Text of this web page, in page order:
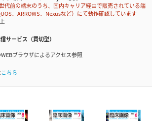
前の端末のうち、国内キャリア経由で販売されている端
、ARROWS、Nexusなど）にて動作確認しています
サービス（買切型）
ブラウザによるアクセス参照
こちら